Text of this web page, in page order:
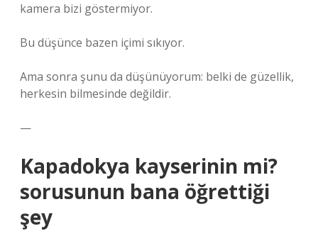
kamera bizi göstermiyor.
Bu düşünce bazen içimi sıkıyor.
Ama sonra şunu da düşünüyorum: belki de güzellik,
herkesin bilmesinde değildir.
—
Kapadokya kayserinin mi?
sorusunun bana öğrettiği
şey